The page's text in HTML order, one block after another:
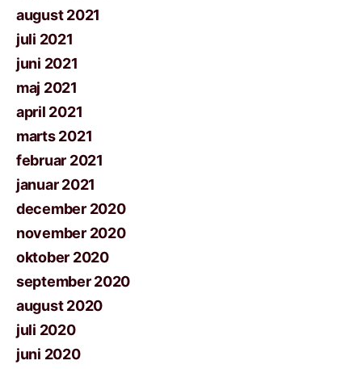
august 2021
juli 2021
juni 2021
maj 2021
april 2021
marts 2021
februar 2021
januar 2021
december 2020
november 2020
oktober 2020
september 2020
august 2020
juli 2020
juni 2020